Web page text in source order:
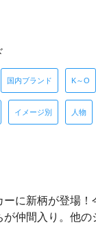
国内ブランド K～O
イメージ別 人物
に新柄が登場！
仲間入り。他の